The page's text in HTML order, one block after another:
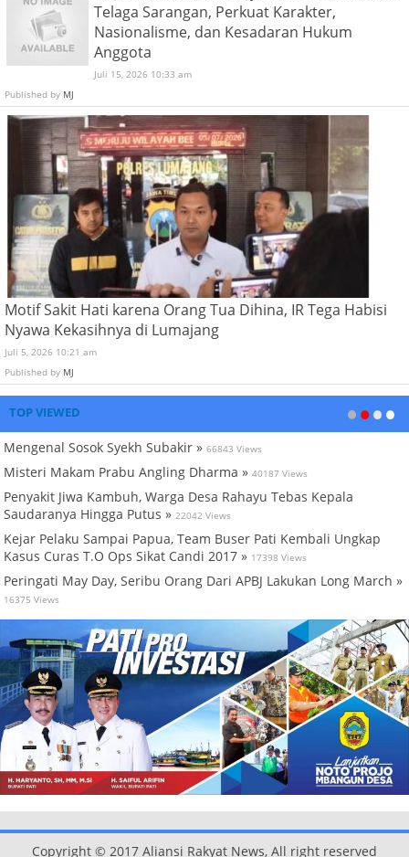
Telaga Sarangan, Perkuat Karakter,
Nasionalisme, dan Kesadaran Hukum
Anggota
Juli 15, 2026 10:33 am
Published by MJ
Motif Sakit Hati karena Orang Tua Dihina, IR Tega Habisi
Nyawa Kekasihnya di Lumajang
Juli 5, 2026 10:21 am
Published by MJ
TOP VIEWED
Mengenal Sosok Syekh Subakir » 66843 Views
Misteri Makam Prabu Angling Dharma » 40187 Views
Penyakit Jiwa Kambuh, Warga Desa Rahayu Tebas Kepala
Saudaranya Hingga Putus » 22042 Views
Kejar Pelaku Sampai Papua, Team Buser Pati Kembali Ungkap
Kasus Curas T.O Ops Sikat Candi 2017 » 17398 Views
Peringati May Day, Seribu Orang Dari APBJ Lakukan Long March »
16375 Views
Copyright © 2017 Aliansi Rakyat News, All right reserved